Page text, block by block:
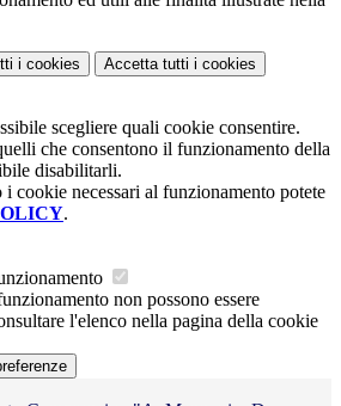
i cookies Accetta tutti i cookies
scegliere quali cookie consentire.
che consentono il funzionamento della
disabilitarli.
i cookie necessari al funzionamento potete
.
non possono essere
l'elenco nella pagina della cookie